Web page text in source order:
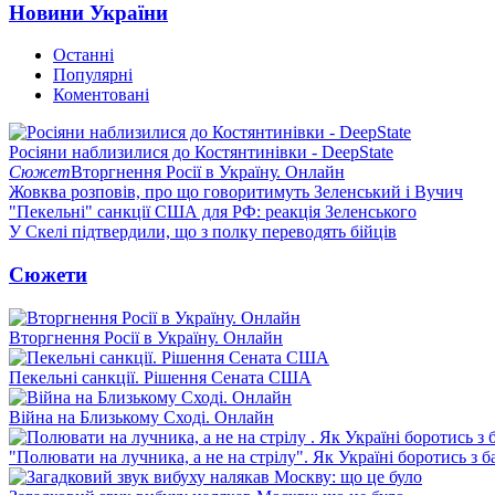
Новини України
Останні
Популярні
Коментовані
Росіяни наблизилися до Костянтинівки - DeepState
СюжетВторгнення Росії в Україну. Онлайн
Жовква розповів, про що говоритимуть Зеленський і Вучич
"Пекельні" санкції США для РФ: реакція Зеленського
У Скелі підтвердили, що з полку переводять бійців
Сюжети
Вторгнення Росії в Україну. Онлайн
Пекельні санкції. Рішення Сената США
Війна на Близькому Сході. Онлайн
"Полювати на лучника, а не на стрілу". Як Україні боротись з